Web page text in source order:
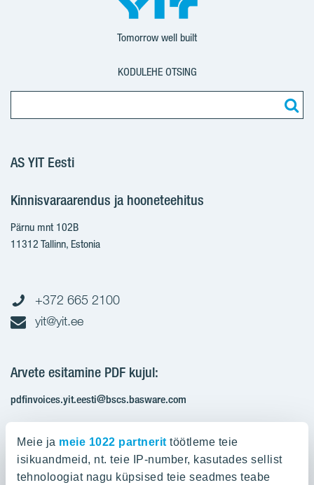
Meie ja meie 1022 partnerit töötleme teie
isikuandmeid, nt. teie IP-number, kasutades sellist
tehnoloogiat nagu küpsised teie seadmes teabe
Tomorrow well built
KODULEHE OTSING
AS YIT Eesti
Kinnisvaraarendus ja hooneteehitus
Pärnu mnt 102B
11312 Tallinn, Estonia
+372 665 2100
yit@yit.ee
Arvete esitamine PDF kujul:
pdfinvoices.yit.eesti@bscs.basware.com
KMKR: EE100210897